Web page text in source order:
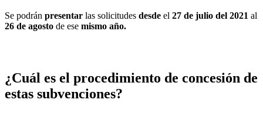
Se podrán presentar las solicitudes desde el 27 de julio del 2021 al
26 de agosto de ese mismo año.
¿Cuál es el procedimiento de concesión de
estas subvenciones?